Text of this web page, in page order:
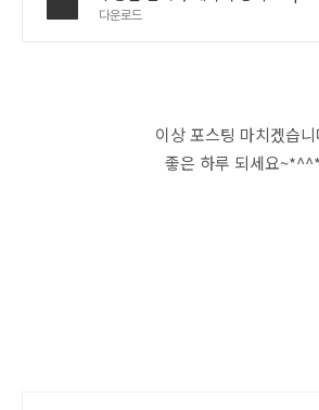
다운로드
이상 포스팅 마치겠습
좋은 하루 되세요~*^^*